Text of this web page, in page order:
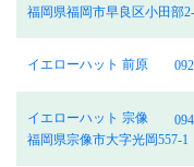
福岡県福岡市早良区小田部
イエローハット 前原
イエローハット 宗像
福岡県宗像市大字光岡557-1